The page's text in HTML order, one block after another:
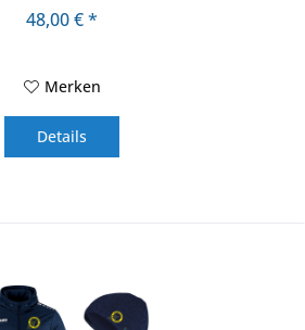
48,00 € *
Merken
Details